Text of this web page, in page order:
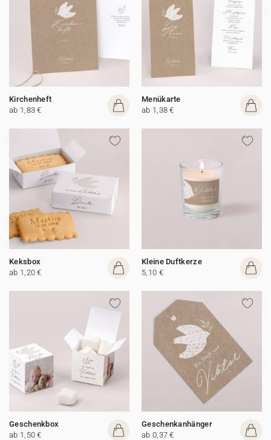
Kirchenheft
ab 1,83 €
Menükarte
ab 1,38 €
Keksbox
ab 1,20 €
Kleine Duftkerze
5,10 €
Geschenkbox
ab 1,50 €
Geschenkanhänger
ab 0,37 €